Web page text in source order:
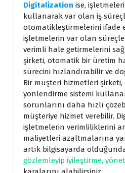
Digitalization ise,
kullanarak var olan iş
otomatikleştirmelerini ifade
işletmelerin var olan
verimli hale getirmelerini
şirketi, otomatik bir üretim
sürecini hızlandırabilir ve
Bir müşteri hizmetleri
yönlendirme sistemi
sorunlarını daha hızlı
müşteriye hizmet verebilir.
işletmelerin verimliliklerini
maliyetleri azaltmalarına
artık bilgisayarda
gözlemleyip iyileştirme,